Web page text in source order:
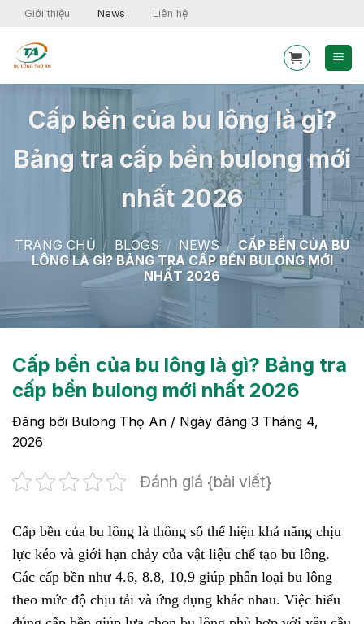
Skip
content
Giới thiệu News Liên hệ
Cấp bền của bu lông là gì?
Bảng tra cấp bền bulong mới
nhất 2026
TRANG CHỦ / BLOGS / NEWS / CẤP BỀN CỦA BU
LÔNG LÀ GÌ? BẢNG TRA CẤP BỀN BULONG MỚI
NHẤT 2026
Cấp bền của bu lông là gì? Bảng tra
cấp bền bulong mới nhất 2026
Đăng bởi Bulong Thọ An / Ngày đăng 3 Tháng 4,
2026
Đánh giá {bài viết}
Cấp bền của bu lông là thông số thể hiện khả năng chịu
lực kéo và giới hạn chảy của vật liệu chế tạo bu lông.
Các cấp bền như 4.6, 8.8, 10.9 giúp phân loại bu lông
theo mức độ chịu tải và ứng dụng khác nhau. Việc hiểu